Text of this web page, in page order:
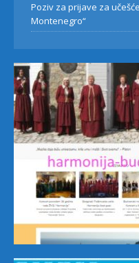
Poziv za prijave za
Montenegro“